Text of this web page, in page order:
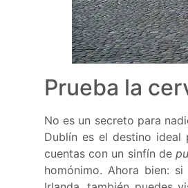
Prueba la
No es un secreto para
Dublín es el destino ideal
cuentas con un sinfín de
homónimo. Ahora bien: